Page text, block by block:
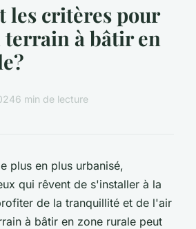
les critères pour
à bâtir en
6 min de lecture
plus en plus urbanisé,
qui rêvent de s'installer à la
de la tranquillité et de l'air
à bâtir en zone rurale peut